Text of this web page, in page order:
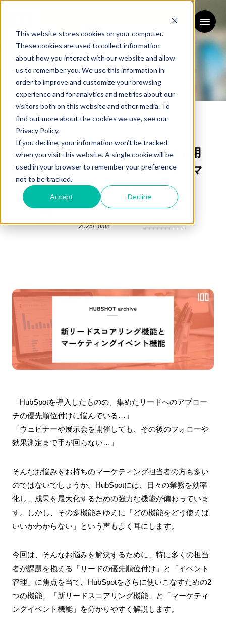
This website stores cookies on your computer.
These cookies are used to collect information
about how you interact with our website and allow
us to remember you. We use this information in
order to improve and customize your browsing
experience and for analytics and metrics about our
visitors both on this website and other media. To
find out more about the cookies we use, see our
Privacy Policy.
If you decline, your information won’t be tracked
when you visit this website. A single cookie will be
used in your browser to remember your preference
not to be tracked.
Accept Decline
ブログ
BLOG
業務効率化を実現するHubSpot活用
術〜新リードスコアリング機能とマ
ーケティングイベント機能
田嶋
更新日：
2025/10/08
HubSpot
「HubSpotを導入したものの、集めたリードへのアプロー
チの優先順位付けに悩んでいる…」
「ウェビナーや展示会を開催しても、その後のフォローや
効果測定まで手が回らない…」
そんなお悩みをお持ちのマーケティング担当者の方も多い
のではないでしょうか。HubSpotには、日々の業務を効率
化し、成果を最大化するための強力な機能が備わっていま
す。しかし、その多機能さゆえに「どの機能をどう使えば
いいかわからない」という声もよく耳にします。
今回は、そんなお悩みを解決するために、特に多くの担当
者が課題を抱える「リードの優先順位付け」と「イベント
管理」に焦点を当て、HubSpotをさらに使いこなすための2
つの機能、「新リードスコアリング機能」と「マーケティ
ングイベント機能」を分かりやすく解説します。